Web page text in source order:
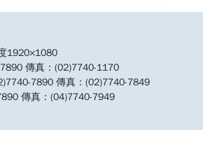
1920×1080
傳真：(02)7740-1170
7890 傳真：(02)7740-7849
傳真：(04)7740-7949